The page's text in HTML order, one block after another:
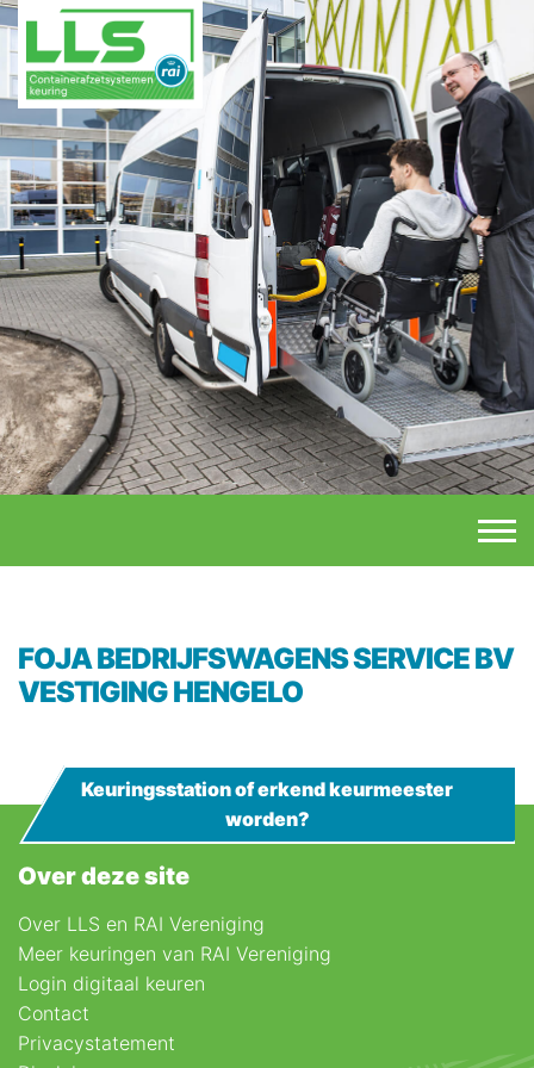
FOJA BEDRIJFSWAGENS SERVICE BV
VESTIGING HENGELO
Over deze site
Over LLS en RAI Vereniging
Meer keuringen van RAI Vereniging
Login digitaal keuren
Contact
Privacystatement
Keuringsstation of erkend keurmeester
worden?